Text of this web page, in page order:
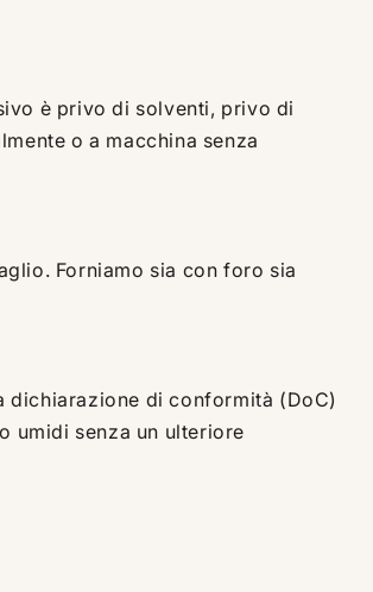
è privo di solventi, privo di
o a macchina senza
Forniamo sia con foro sia
dichiarazione di conformità (DoC)
umidi senza un ulteriore